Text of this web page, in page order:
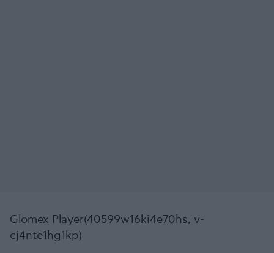
Glomex Player(40599w16ki4e70hs, v-
cj4nte1hg1kp)